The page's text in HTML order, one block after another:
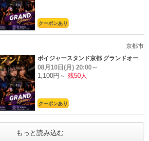
クーポンあり
京都市
ボイジャースタンド京都 グランドオー
プン
08月10日(月) 20:00～
1,100円～ 残50人
クーポンあり
もっと読み込む